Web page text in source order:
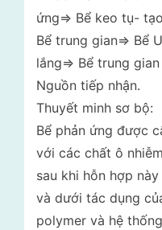
ứng=> Bể keo tụ-
Bể trung gian=> Bể
lắng=> Bể trung
Nguồn tiếp nhận.
Thuyết minh sơ bộ:
Bể phản ứng được
với các chất ô
sau khi hỗn hợp
và dưới tác dụng
polymer và hệ